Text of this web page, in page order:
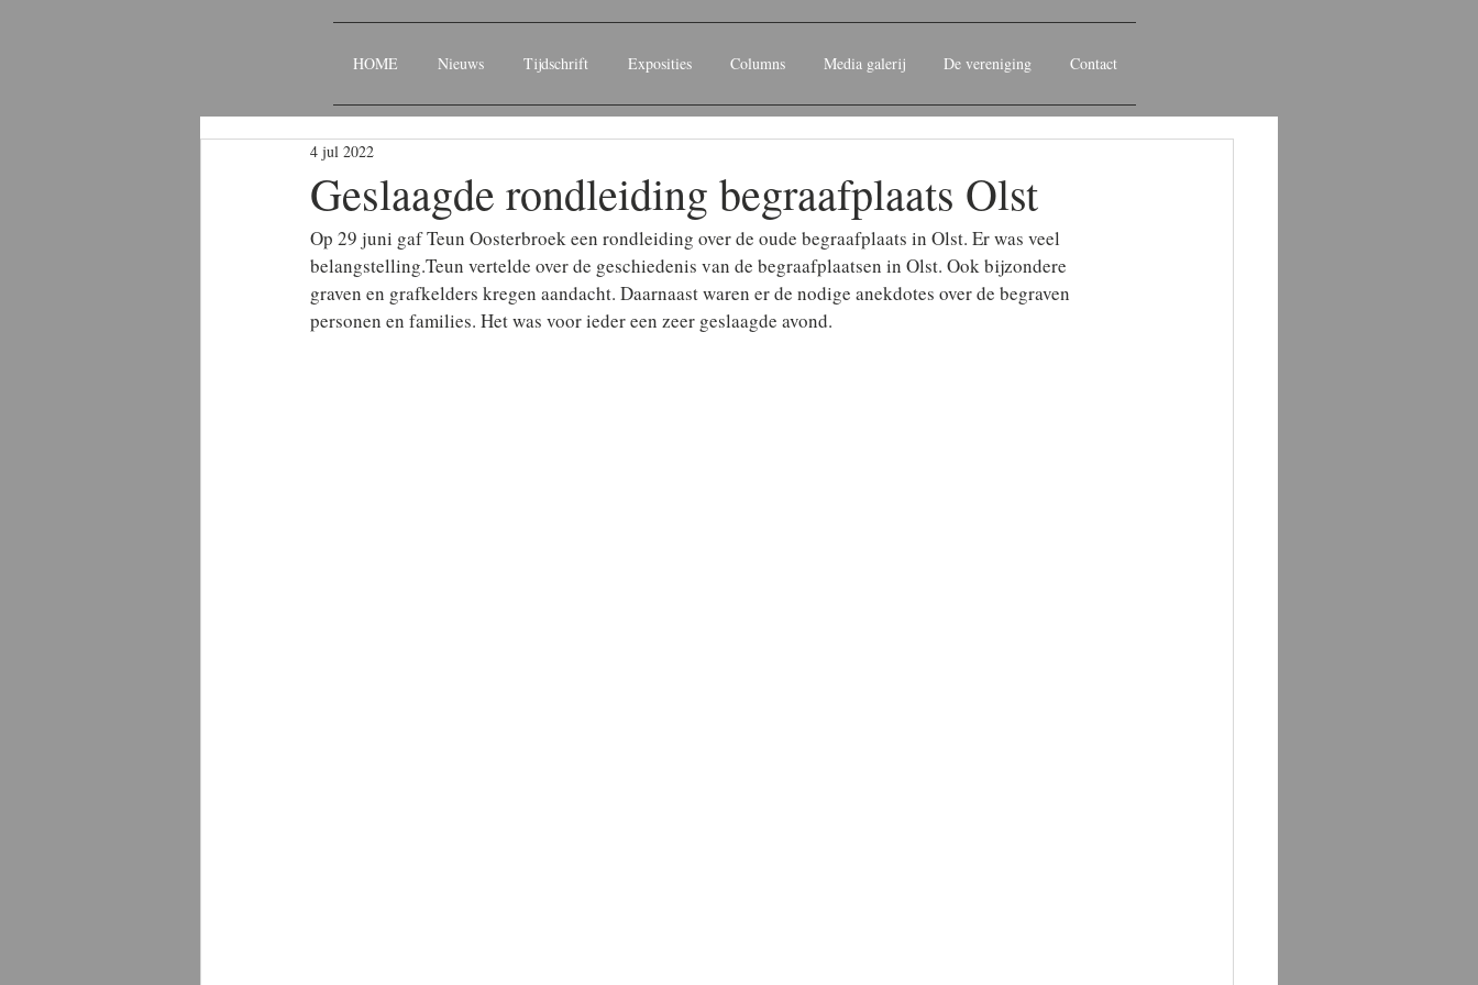
HOME Nieuws Tijdschrift Exposities Columns Media galerij De vereniging Contact
Geslaagde rondleiding begraafplaats Olst
4 jul 2022
Op 29 juni gaf Teun Oosterbroek een rondleiding over de oude begraafplaats in Olst. Er was veel
belangstelling.Teun vertelde over de geschiedenis van de begraafplaatsen in Olst. Ook bijzondere
graven en grafkelders kregen aandacht. Daarnaast waren er de nodige anekdotes over de begraven
personen en families. Het was voor ieder een zeer geslaagde avond.